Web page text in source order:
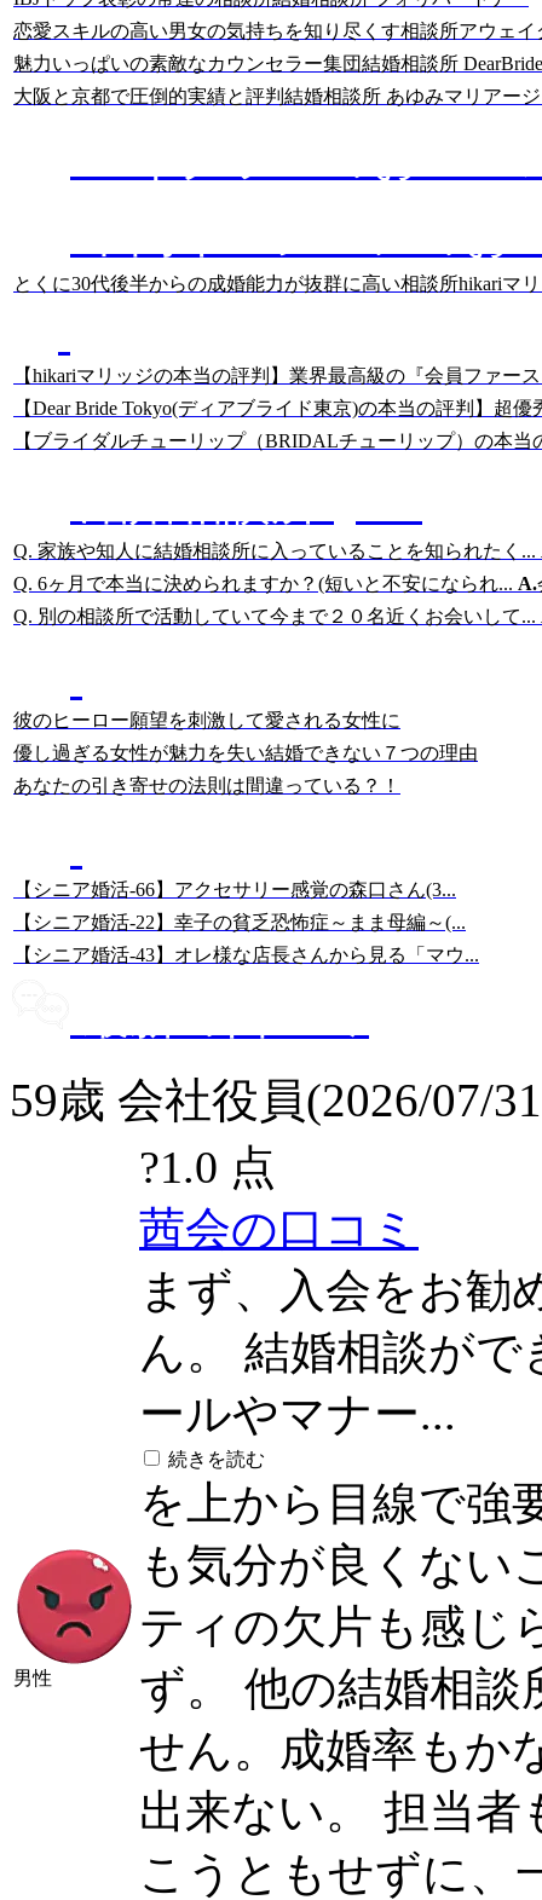
恋愛スキルの高い男女の気持ちを知り尽くす相談所アウェイ
魅力いっぱいの素敵なカウンセラー集団結婚相談所
大阪と京都で圧倒的実績と評判 結婚相談所 あゆみマリアー
とくに30代後半からの成婚能力が抜群に高い相談所hikariマ
【hikariマリッジの本当の評判】業界最高級の『会員ファー
【Dear Bride Tokyo(ディアブライド東京)の本当の評判】超
【ブライダルチューリップ（BRIDALチューリップ）の本
Q. 家族や知人に結婚相談所に入っていることを知られたく...
Q. 6ヶ月で本当に決められますか？(短いと不安になられ... A.
Q. 別の相談所で活動していて今まで２０名近くお会いして...
彼のヒーロー願望を刺激して愛される女性に
優し過ぎる女性が魅力を失い結婚できない７つの理由
あなたの引き寄せの法則は間違っている？！
【シニア婚活-66】アクセサリー感覚の森口さん(3...
【シニア婚活-22】幸子の貧乏恐怖症～まま母編～(...
【シニア婚活-43】オレ様な店長さんから見る「マウ...
59歳 会社役員(2026/07/
男性
?1.0 点
茜会の口コミ
まず、入会をお勧
ん。 結婚相談が
ールやマナー...
続きを読む
を上から目線で強
も気分が良くない
ティの欠片も感じ
ず。 他の結婚相
せん。成婚率もか
出来ない。 担当
こうともせずに、